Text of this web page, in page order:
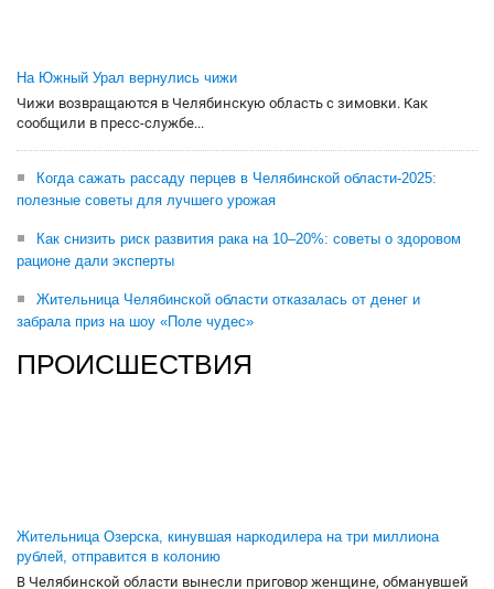
На Южный Урал вернулись чижи
Чижи возвращаются в Челябинскую область с зимовки. Как
сообщили в пресс-службе...
Когда сажать рассаду перцев в Челябинской области-2025:
полезные советы для лучшего урожая
Как снизить риск развития рака на 10–20%: советы о здоровом
рационе дали эксперты
Жительница Челябинской области отказалась от денег и
забрала приз на шоу «Поле чудес»
ПРОИСШЕСТВИЯ
Жительница Озерска, кинувшая наркодилера на три миллиона
рублей, отправится в колонию
В Челябинской области вынесли приговор женщине, обманувшей